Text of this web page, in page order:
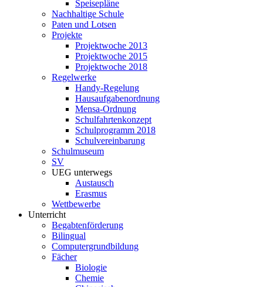
Speisepläne
Nachhaltige Schule
Paten und Lotsen
Projekte
Projektwoche 2013
Projektwoche 2015
Projektwoche 2018
Regelwerke
Handy-Regelung
Hausaufgabenordnung
Mensa-Ordnung
Schulfahrtenkonzept
Schulprogramm 2018
Schulvereinbarung
Schulmuseum
SV
UEG unterwegs
Austausch
Erasmus
Wettbewerbe
Unterricht
Begabtenförderung
Bilingual
Computergrundbildung
Fächer
Biologie
Chemie